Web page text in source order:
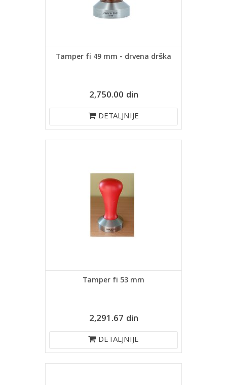
Tamper fi 49 mm - drvena drška
2,750.00 din
DETALJNIJE
Tamper fi 53 mm
2,291.67 din
DETALJNIJE